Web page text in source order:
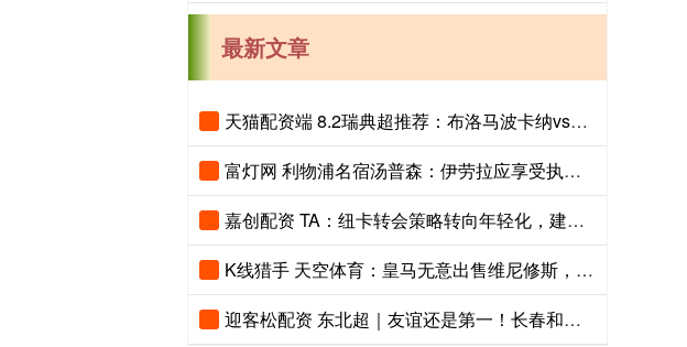
最新文章
天猫配资端 8.2瑞典超推荐：布洛马波卡纳vs马尔默
富灯网 利物浦名宿汤普森：伊劳拉应享受执教红军时光
嘉创配资 TA：纽卡转会策略转向年轻化，建队方向发生转变
K线猎手 天空体育：皇马无意出售维尼修斯，相信他会续约
迎客松配资 东北超｜友谊还是第一！长春和大连打个平手